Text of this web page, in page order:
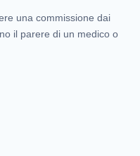
una commissione dai
il parere di un medico o